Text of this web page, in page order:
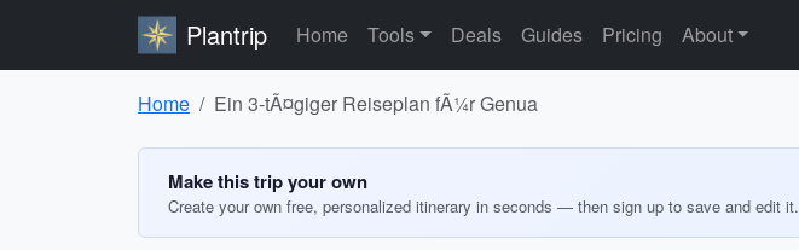
Plantrip Home Tools Deals Guides Pricing About
Home Ein 3-tÃ¤giger Reiseplan fÃ¼r Genua
Make this trip your own
Create your own free, personalized itinerary in seconds — then sign up to save and edit it.